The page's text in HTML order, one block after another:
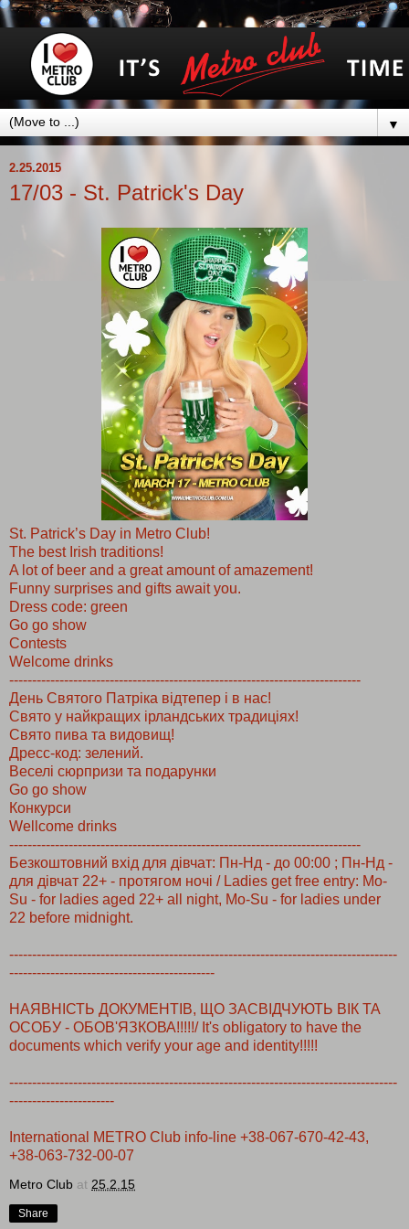
▼
2.25.2015
17/03 - St. Patrick's Day
St. Patrick’s Day in Metro Club!
The best Irish traditions!
A lot of beer and a great amount of amazement!
Funny surprises and gifts await you.
Dress code: green
Go go show
Contests
Welcome drinks
-----------------------------------------------------------------------------
День Святого Патріка відтепер і в нас!
Свято у найкращих ірландських традиціях!
Свято пива та видовищ!
Дресс-код: зелений.
Веселі сюрпризи та подарунки
Go go show
Конкурси
Wellcome drinks
-----------------------------------------------------------------------------
Безкоштовний вхід для дівчат: Пн-Нд - до 00:00 ; Пн-Нд -
для дівчат 22+ - протягом ночі / Ladies get free entry: Mo-
Su - for ladies aged 22+ all night, Mo-Su - for ladies under
22 before midnight.
-------------------------------------------------------------------------------------
---------------------------------------------
НАЯВНІСТЬ ДОКУМЕНТІВ, ЩО ЗАСВІДЧУЮТЬ ВІК ТА
ОСОБУ - ОБОВ'ЯЗКОВА!!!!!/ It's obligatory to have the
documents which verify your age and identity!!!!!
-------------------------------------------------------------------------------------
-----------------------
International METRO Club info-line +38-067-670-42-43,
+38-063-732-00-07
Metro Club at 25.2.15
Share